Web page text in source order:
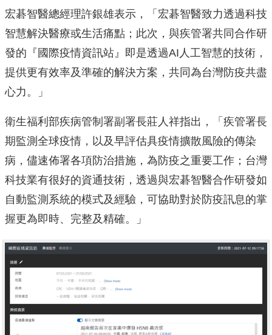
宏碁智醫總經理許銀雄表示，「宏碁智醫致力透過科技
智慧解決醫療或生活痛點；此次，與疾管署共同合作研
發的『國際疫情資訊站』即是透過AI人工智慧的技術，
提供更有效率及準確的解決方案，共同為台灣防疫共盡
心力。」
衛生福利部疾病管制署副署長莊人祥指出，「疾管署長
期監測全球疫情，以及早評估具疫情擴散風險的傳染
病，儘速佈署各項防治措施，為防疫之重要工作；台灣
科技業有很好的資通技術，透過與宏碁智醫合作研發如
自動監測系統的模式及經驗，可協助對於防疫訊息的掌
握更為即時、完整及精確。」